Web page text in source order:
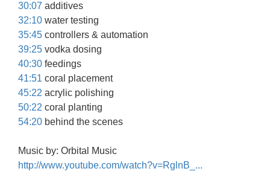
30:07 additives
32:10 water testing
35:45 controllers & automation
39:25 vodka dosing
40:30 feedings
41:51 coral placement
45:22 acrylic polishing
50:22 coral planting
54:20 behind the scenes
Music by: Orbital Music
http://www.youtube.com/watch?v=RglnB_...